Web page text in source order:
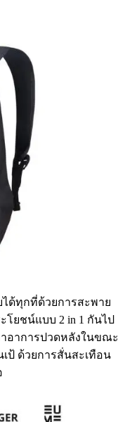
ด้ทุกที่ด้วยการสะพาย
โยชน์แบบ 2 in 1 กันไป
าอาการปวดหลังในขณะ
ป้ ด้วยการสั่นสะเทือน